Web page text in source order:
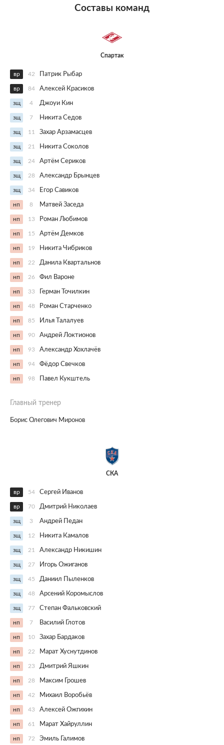
Составы команд
Спартак
вр 42 Патрик Рыбар
вр 84 Алексей Красиков
зщ 4 Джоуи Кин
зщ 7 Никита Седов
зщ 11 Захар Арзамасцев
зщ 21 Никита Соколов
зщ 24 Артём Сериков
зщ 28 Александр Брынцев
зщ 34 Егор Савиков
нп 8 Матвей Заседа
нп 13 Роман Любимов
нп 15 Артём Демков
нп 19 Никита Чибриков
нп 22 Данила Квартальнов
нп 26 Фил Вароне
нп 33 Герман Точилкин
нп 48 Роман Старченко
нп 85 Илья Талалуев
нп 90 Андрей Локтионов
нп 93 Александр Хохлачёв
нп 94 Фёдор Свечков
нп 98 Павел Кукштель
Главный тренер
Борис Олегович Миронов
СКА
вр 54 Сергей Иванов
вр 70 Дмитрий Николаев
зщ 3 Андрей Педан
зщ 12 Никита Камалов
зщ 21 Александр Никишин
зщ 27 Игорь Ожиганов
зщ 45 Даниил Пыленков
зщ 48 Арсений Коромыслов
зщ 77 Степан Фальковский
нп 7 Василий Глотов
нп 10 Захар Бардаков
нп 22 Марат Хуснутдинов
нп 23 Дмитрий Яшкин
нп 28 Максим Грошев
нп 42 Михаил Воробьёв
нп 43 Алексей Ожгихин
нп 61 Марат Хайруллин
нп 72 Эмиль Галимов